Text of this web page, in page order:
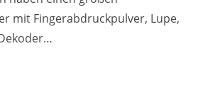
mit Fingerabdruckpulver, Lupe,